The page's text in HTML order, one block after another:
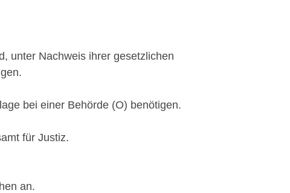
unter Nachweis ihrer gesetzlichen
bei einer Behörde (O) benötigen.
für Justiz.
an.